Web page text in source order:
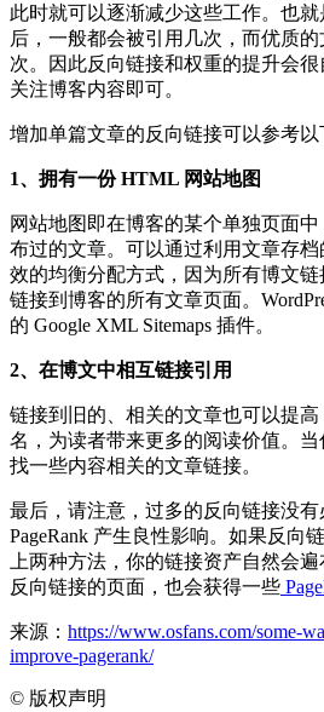
此时就可以逐渐减少这些工作。也
后，一般都会被引用几次，而优质
次。因此反向链接和权重的提升会
关注博客内容即可。
增加单篇文章的反向链接可以参考以
1、拥有一份 HTML 网站地图
网站地图即在博客的某个单独页面
布过的文章。可以通过利用文章存
效的均衡分配方式，因为所有博文
链接到博客的所有文章页面。
的 Google XML Sitemaps 插件。
2、在博文中相互链接引用
链接到旧的、相关的文章也可以提高
名，为读者带来更多的阅读价值。
找一些内容相关的文章链接。
最后，请注意，过多的反向链接没
PageRank 产生良性影响。如果反向
上两种方法，你的链接资产自然会
反向链接的页面，也会获得一些
来源： https://www.osfans.com/some-
improve-pagerank/
© 版权声明